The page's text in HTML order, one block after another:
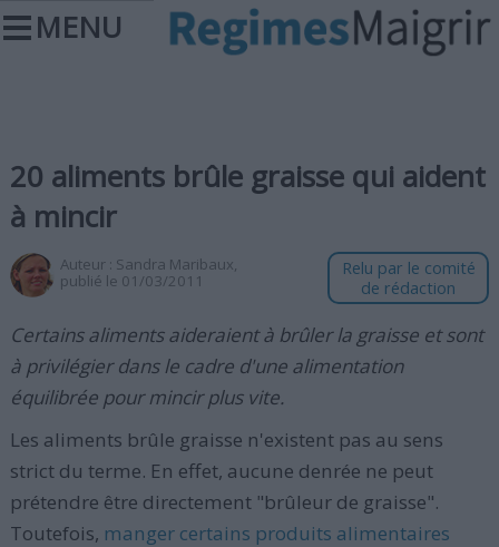
MENU
20 aliments brûle graisse qui aident
à mincir
Auteur : Sandra Maribaux,
publié le 01/03/2011
Relu par le comité
de rédaction
Certains aliments aideraient à brûler la graisse et sont
à privilégier dans le cadre d'une alimentation
équilibrée pour mincir plus vite.
Les aliments brûle graisse n'existent pas au sens
strict du terme. En effet, aucune denrée ne peut
prétendre être directement "brûleur de graisse".
Toutefois, manger certains produits alimentaires